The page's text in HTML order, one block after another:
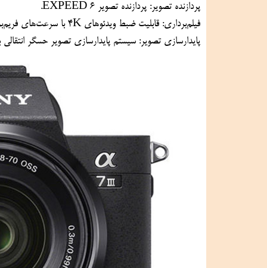
پردازنده تصویر: پردازنده تصویر EXPEED 6.
فیلم‌برداری: قابلیت ضبط ویدئوهای 4K با سرعت‌های فریم‌برثی 24 و 30 فریم در ثانیه.
پایدارسازی تصویر: سیستم پایدارسازی تصویر حسگر انتقالی با 5